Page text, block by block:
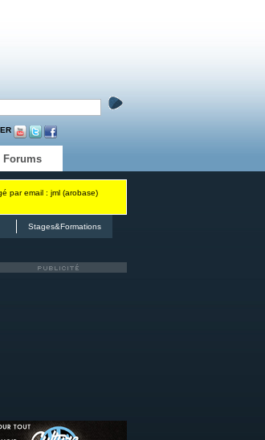
Forums
par email : jml (arobase)
Stages&Formations